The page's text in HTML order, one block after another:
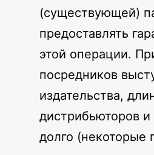
(существующей)
предоставлять
этой операции.
посредников
издательства,
дистрибьюторов
долго (некоторые